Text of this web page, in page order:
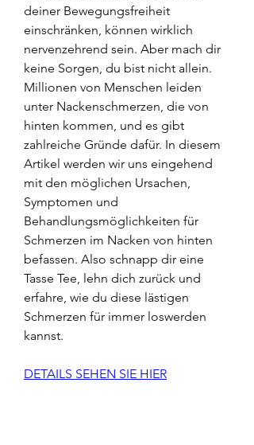
deiner Bewegungsfreiheit
einschränken, können wirklich
nervenzehrend sein. Aber mach dir
keine Sorgen, du bist nicht allein.
Millionen von Menschen leiden
unter Nackenschmerzen, die von
hinten kommen, und es gibt
zahlreiche Gründe dafür. In diesem
Artikel werden wir uns eingehend
mit den möglichen Ursachen,
Symptomen und
Behandlungsmöglichkeiten für
Schmerzen im Nacken von hinten
befassen. Also schnapp dir eine
Tasse Tee, lehn dich zurück und
erfahre, wie du diese lästigen
Schmerzen für immer loswerden
kannst.
DETAILS SEHEN SIE HIER